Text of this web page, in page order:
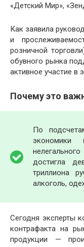
«Детский Мир»,
Как заявила
и
розничной
обувного рынка
активное участие в
Почему это
По
достигла
триллиона
алкоголь,
Сегодня эксперты
контрафакта на
продукции —